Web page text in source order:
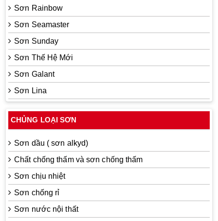
Sơn Rainbow
Sơn Seamaster
Sơn Sunday
Sơn Thế Hệ Mới
Sơn Galant
Sơn Lina
CHỦNG LOẠI SƠN
Sơn dầu ( sơn alkyd)
Chất chống thấm và sơn chống thấm
Sơn chịu nhiệt
Sơn chống rỉ
Sơn nước nội thất